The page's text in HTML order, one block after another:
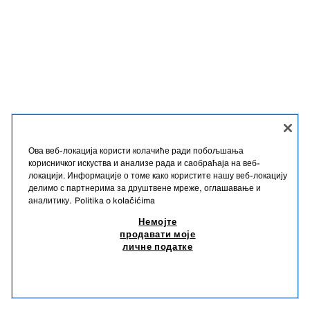
Ова веб-локација користи колачиће ради побољшања
корисничког искуства и анализе рада и саобраћаја на веб-
локацији. Информације о томе како користите нашу веб-локацију
делимо с партнерима за друштвене мреже, оглашавање и
аналитику. Politika o kolačićima
Немојте
продавати моје
личне податке